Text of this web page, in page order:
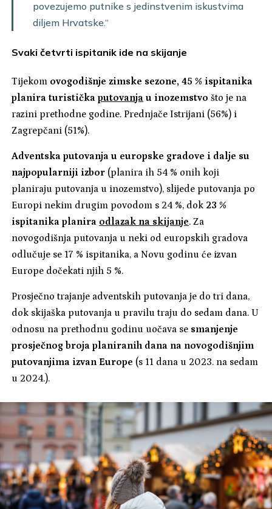
povezujemo putnike s jedinstvenim iskustvima
diljem Hrvatske.“
Svaki četvrti ispitanik ide na skijanje
Tijekom ovogodišnje zimske sezone, 45 % ispitanika
planira turističkaputovanja u inozemstvo što je na
razini prethodne godine. Prednjače Istrijani (56%) i
Zagrepčani (51%).
Adventska putovanja u europske gradove i dalje su
najpopularniji izbor (planira ih 54 % onih koji
planiraju putovanja u inozemstvo), slijede putovanja po
Europi nekim drugim povodom s 24 %, dok 23 %
ispitanika planira odlazak na skijanje. Za
novogodišnja putovanja u neki od europskih gradova
odlučuje se 17 % ispitanika, a Novu godinu će izvan
Europe dočekati njih 5 %.
Prosječno trajanje adventskih putovanja je do tri dana,
dok skijaška putovanja u pravilu traju do sedam dana. U
odnosu na prethodnu godinu uočava se smanjenje
prosječnog broja planiranih dana na novogodišnjim
putovanjima izvan Europe (s 11 dana u 2023. na sedam
u 2024.).